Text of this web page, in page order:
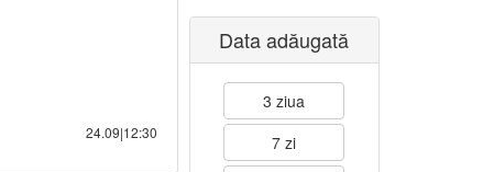
24.09|12:30
Data adăugată
3 ziua
7 zi